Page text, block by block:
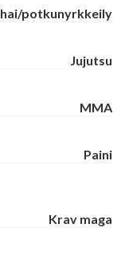
potkunyrkkeily
Jujutsu
MMA
Paini
Krav maga